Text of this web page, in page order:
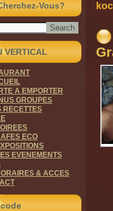
Vous?
VERTICAL
A EMPORTER
GROUPES
RECETTES
ECO
EVENEMENTS
& ACCES